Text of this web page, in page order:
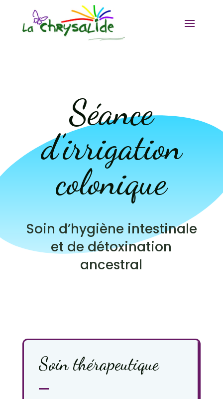
Séance
d’irrigation
colonique
Soin d’hygiène intestinale
et de détoxination
ancestral
Soin thérapeutique